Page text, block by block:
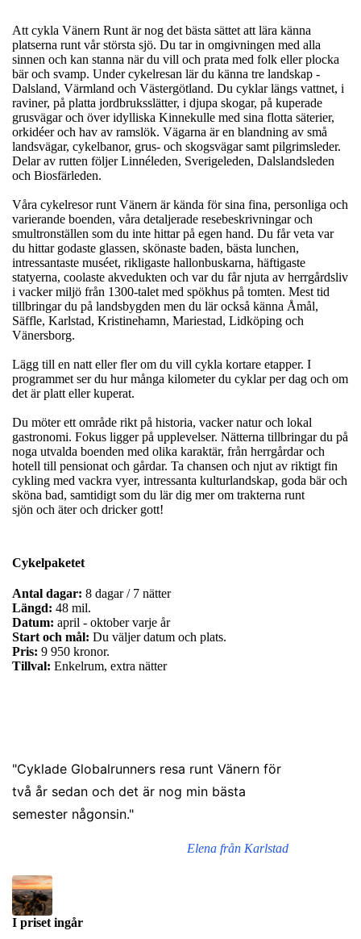
Att cykla Vänern Runt är nog det bästa sättet att lära känna
platserna runt vår största sjö. Du tar in omgivningen med alla
sinnen och kan stanna när du vill och prata med folk eller plocka
bär och svamp. Under cykelresan lär du känna tre landskap -
Dalsland, Värmland och Västergötland. Du cyklar längs vattnet, i
raviner, på platta jordbruksslätter, i djupa skogar, på kuperade
grusvägar och över idylliska Kinnekulle med sina flotta säterier,
orkidéer och hav av ramslök. Vägarna är en blandning av små
landsvägar, cykelbanor, grus- och skogsvägar samt pilgrimsleder.
Delar av rutten följer Linnéleden, Sverigeleden, Dalslandsleden
och Biosfärleden.
Våra cykelresor runt Vänern är kända för sina fina, personliga och
varierande boenden, våra detaljerade resebeskrivningar och
smultronställen som du inte hittar på egen hand. Du får veta var
du hittar godaste glassen, skönaste baden, bästa lunchen,
intressantaste muséet, rikligaste hallonbuskarna, häftigaste
statyerna, coolaste akvedukten och var du får njuta av herrgårdsliv
i vacker miljö från 1300-talet med spökhus på tomten. Mest tid
tillbringar du på landsbygden men du lär också känna Åmål,
Säffle, Karlstad, Kristinehamn, Mariestad, Lidköping och
Vänersborg.
Lägg till en natt eller fler om du vill cykla kortare etapper. I
programmet ser du hur många kilometer du cyklar per dag och om
det är platt eller kuperat.
Du möter ett område rikt på historia, vacker natur och lokal
gastronomi. Fokus ligger på upplevelser. Nätterna tillbringar du på
noga utvalda boenden med olika karaktär, från herrgårdar och
hotell till pensionat och gårdar. Ta chansen och njut av riktigt fin
cykling med vackra vyer, intressanta kulturlandskap, goda bär och
sköna bad, samtidigt som du lär dig mer om trakterna runt
sjön och äter och dricker gott!
Cykelpaketet
Antal dagar: 8 dagar / 7 nätter
Längd: 48 mil.
Datum: april - oktober varje år
Start och mål: Du väljer datum och plats.
Pris: 9 950 kronor.
Tillval: Enkelrum, extra nätter
"Cyklade Globalrunners resa runt Vänern för
två år sedan och det är nog min bästa
semester någonsin."
Elena från Karlstad
I priset ingår